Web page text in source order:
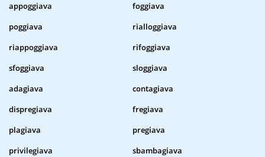
appoggiava
foggiava
poggiava
rialloggiava
riappoggiava
rifoggiava
sfoggiava
sloggiava
adagiava
contagiava
dispregiava
fregiava
plagiava
pregiava
privilegiava
sbambagiava